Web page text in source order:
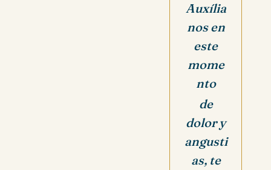
Auxília
nos en
este
mome
nto
de
dolor y
angusti
as, te